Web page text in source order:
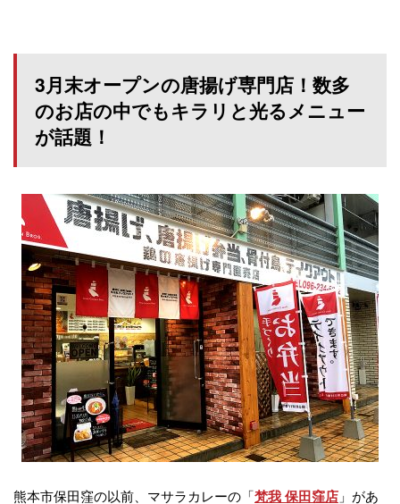
3月末オープンの唐揚げ専門店！数多
のお店の中でもキラリと光るメニュー
が話題！
熊本市保田窪の以前、マサラカレーの「梵我 保田窪店 」があ